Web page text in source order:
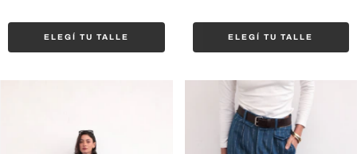
ELEGÍ TU TALLE ELEGÍ TU TALLE